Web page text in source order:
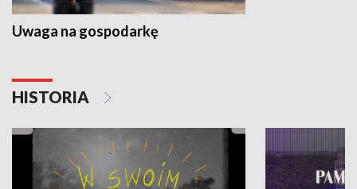
Uwaga na gospodarkę
HISTORIA